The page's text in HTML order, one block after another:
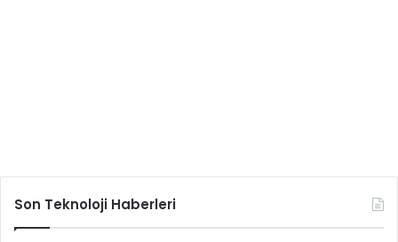
Son Teknoloji Haberleri